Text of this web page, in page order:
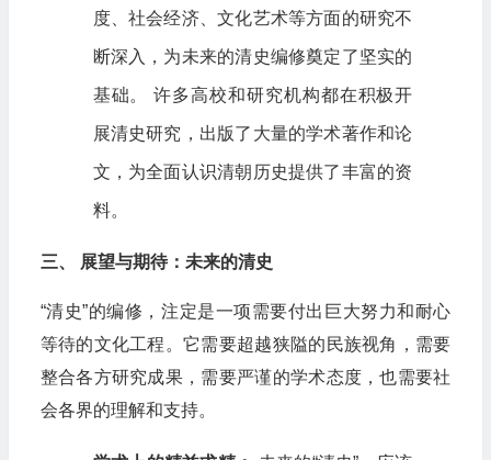
度、社会经济、文化艺术等方面的研究不
断深入，为未来的清史编修奠定了坚实的
基础。 许多高校和研究机构都在积极开
展清史研究，出版了大量的学术著作和论
文，为全面认识清朝历史提供了丰富的资
料。
三、 展望与期待：未来的清史
“清史”的编修，注定是一项需要付出巨大努力和耐心
等待的文化工程。它需要超越狭隘的民族视角，需要
整合各方研究成果，需要严谨的学术态度，也需要社
会各界的理解和支持。